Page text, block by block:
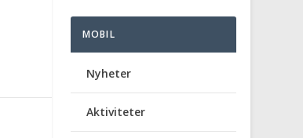
MOBIL
Nyheter
Aktiviteter